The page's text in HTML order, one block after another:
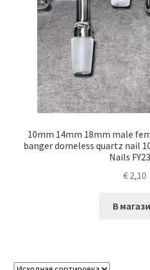
10mm 14mm 18mm male
banger domeless quartz nail
Nails
€2,10
В